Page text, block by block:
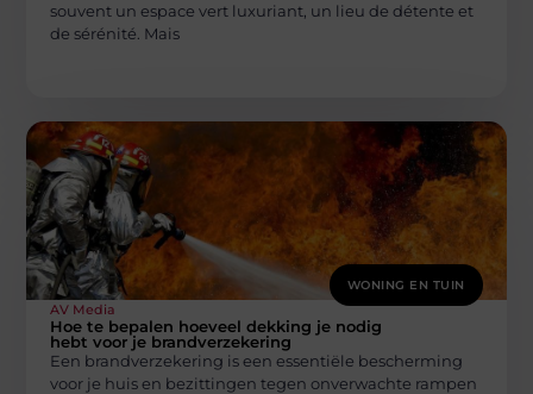
souvent un espace vert luxuriant, un lieu de détente et
de sérénité. Mais
WONING EN TUIN
AV Media
Hoe te bepalen hoeveel dekking je nodig
hebt voor je brandverzekering
Een brandverzekering is een essentiële bescherming
voor je huis en bezittingen tegen onverwachte rampen